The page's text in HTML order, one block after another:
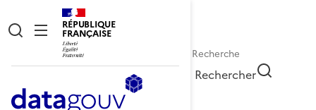
RÉPUBLIQUE
FRANÇAISE
Rechercher